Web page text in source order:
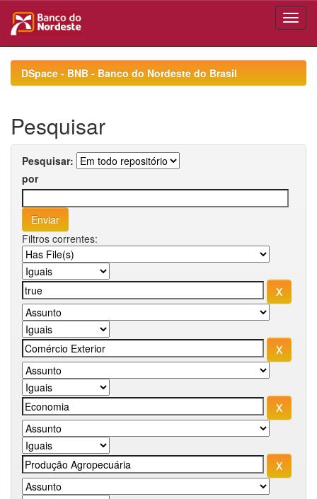
navigationDSpace - BNB - Banco do Nordeste do Brasil
Pesquisar
Pesquisar:
por
Filtros correntes: